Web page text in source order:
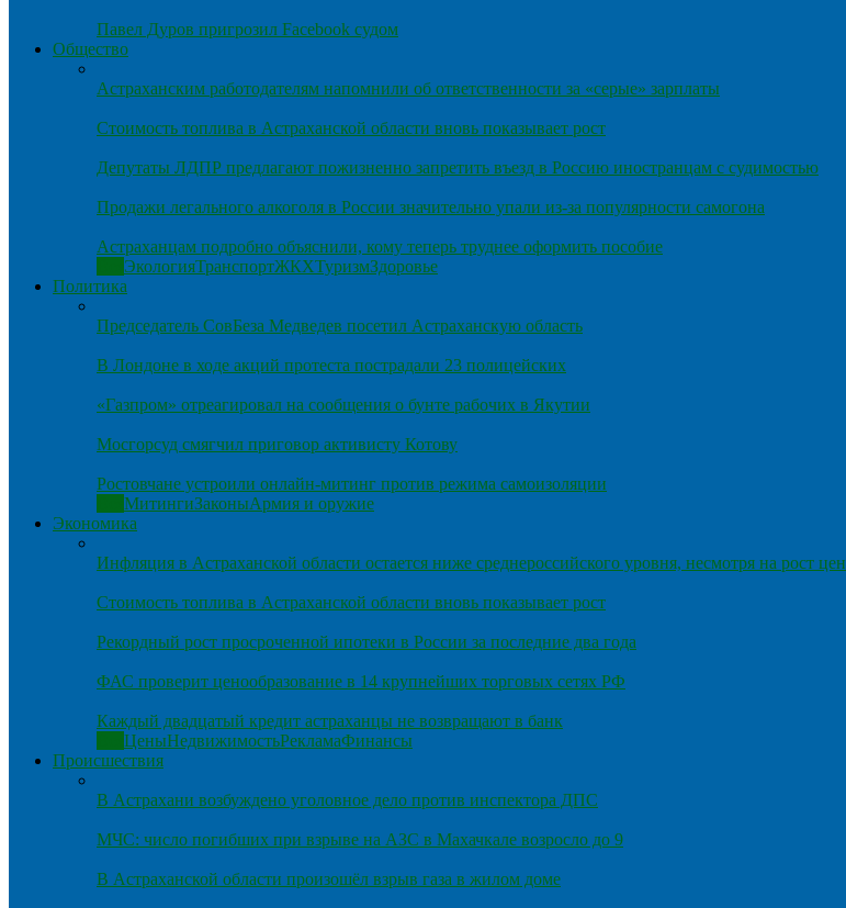
Павел Дуров пригрозил Facebook судом
Общество
Астраханским работодателям напомнили об ответственности за «серые» зарплаты
Стоимость топлива в Астраханской области вновь показывает рост
Депутаты ЛДПР предлагают пожизненно запретить въезд в Россию иностранцам с судимостью
Продажи легального алкоголя в России значительно упали из-за популярности самогона
Астраханцам подробно объяснили, кому теперь труднее оформить пособие
ЭкологияТранспортЖКХТуризмЗдоровье
Политика
Председатель СовБеза Медведев посетил Астраханскую область
В Лондоне в ходе акций протеста пострадали 23 полицейских
«Газпром» отреагировал на сообщения о бунте рабочих в Якутии
Мосгорсуд смягчил приговор активисту Котову
Ростовчане устроили онлайн-митинг против режима самоизоляции
МитингиЗаконыАрмия и оружие
Экономика
Инфляция в Астраханской области остается ниже среднероссийского уровня, несмотря на рост цен
Стоимость топлива в Астраханской области вновь показывает рост
Рекордный рост просроченной ипотеки в России за последние два года
ФАС проверит ценообразование в 14 крупнейших торговых сетях РФ
Каждый двадцатый кредит астраханцы не возвращают в банк
ЦеныНедвижимостьРекламаФинансы
Происшествия
В Астрахани возбуждено уголовное дело против инспектора ДПС
МЧС: число погибших при взрыве на АЗС в Махачкале возросло до 9
В Астраханской области произошёл взрыв газа в жилом доме